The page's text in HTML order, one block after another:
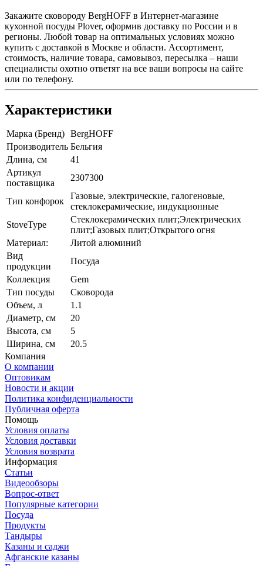
Закажите сковороду BergHOFF в Интернет-магазине
кухонной посуды Plover, оформив доставку по России и в
регионы. Любой товар на оптимальных условиях можно
купить с доставкой в Москве и области. Ассортимент,
стоимость, наличие товара, самовывоз, пересылка – наши
специалисты охотно ответят на все ваши вопросы на сайте
или по телефону.
Характеристики
Марка (Бренд) BergHOFF
Производитель Бельгия
Длина, см
41
Артикул
поставщика
2307300
Тип конфорок
Газовые, электрические, галогеновые,
стеклокерамические, индукционные
StoveType
Стеклокерамических плит;Электрических
плит;Газовых плит;Открытого огня
Материал:
Литой алюминий
Вид
продукции
Посуда
Коллекция
Gem
Тип посуды
Сковорода
Объем, л
1.1
Диаметр, см
20
Высота, см
5
Ширина, см
20.5
Компания
О компании
Оптовикам
Новости и акции
Политика конфиденциальности
Публичная оферта
Помощь
Условия оплаты
Условия доставки
Условия возврата
Информация
Статьи
Видеообзоры
Вопрос-ответ
Популярные категории
Посуда
Продукты
Тандыры
Казаны и саджи
Афганские казаны